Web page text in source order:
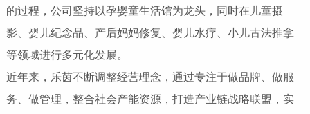
的过程，公司坚持以孕婴童生活馆为龙头，同时在儿童摄
影、婴儿纪念品、产后妈妈修复、婴儿水疗、小儿古法推拿
等领域进行多元化发展。
近年来，乐茵不断调整经营理念，通过专注于做品牌、做服
务、做管理，整合社会产能资源，打造产业链战略联盟，实